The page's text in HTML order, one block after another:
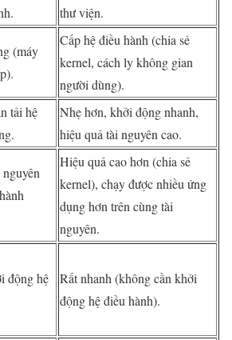
thư viện.
(máy
Cấp hệ điều hành (chia sẻ
kernel, cách ly không gian
người dùng).
tải hệ
Nhẹ hơn, khởi động nhanh,
hiệu quả tài nguyên cao.
Hiệu quả cao hơn (chia sẻ
kernel), chạy được nhiều ứng
dụng hơn trên cùng tài
nguyên.
động hệ
Rất nhanh (không cần khởi
động hệ điều hành).